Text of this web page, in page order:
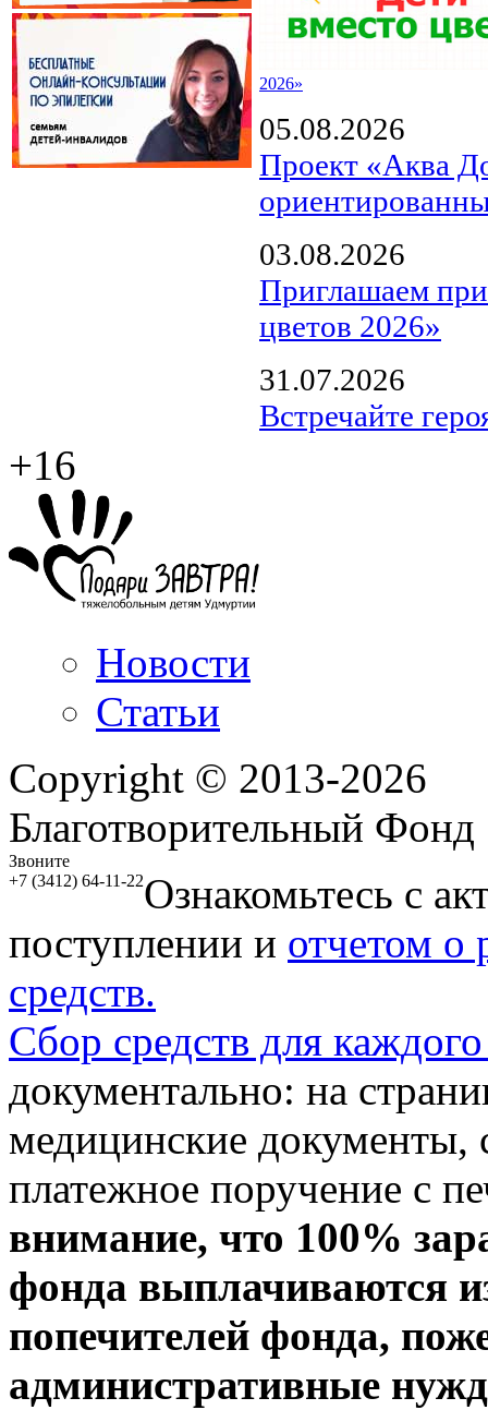
2026»
05.08.2026
Проект «Аква
03.08.2026
Приглашаем
цветов 2026»
31.07.2026
Встречайте
+16
Новости
Статьи
Copyright © 2013-2026
Благотворительный
Звоните
+7 (3412) 64-11-22Ознакомьтесь с
поступлении и отчетом о
средств.
Сбор средств для
документально: на
медицинские документы,
платежное поручение с
внимание, что 100%
фонда выплачиваются
попечителей фонда,
административные